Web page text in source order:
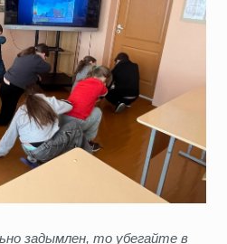
задымлен, то убегайте в